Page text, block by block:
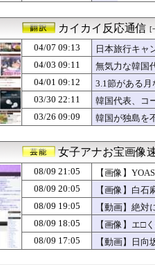
パニック障害になったけど
「何が言いたいかわからな
【池袋暴走】「晴れて米寿
カードゲーム黎明期にポケ
防衛白書の表紙は、なぜ
佐々木大輔騎手が直線斜行
村上26本 大谷26本
【GAME】発売から何年も
【驚愕】ブス女にチンコし
日本人が一番使っているAI
海外「日本の積載技術は凄
帰省ワイの1日、犬の散歩
3年前に同期23歳が妊娠し
【J1第1節 東京V×川崎F】
【衝撃】ロシアさん、国民
男性のプライドが高いと感
中堅～ベテラン騎手でまだ
【8/9】パ・リーグ順位表
カイカイ反応通信 [
04/07 09:13
日本旅行キャ
04/03 09:11
無気力な韓国
04/01 09:12
3.1節がある
03/30 22:11
韓国代表、コ
03/26 09:09
韓国が独島を
女子アナお宝画像
08/09 21:05
【画像】
08/09 20:05
【画像】白
08/09 19:05
【動画】絶
08/09 18:05
【画像】エ□
08/09 17:05
【動画】日